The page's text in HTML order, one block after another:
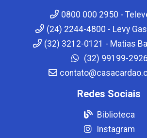
0800 000 2950 -
(24) 2244-4800 - Levy
(32) 3212-0121 - Matias
(32) 99199-2926
Redes Sociais
Biblioteca
Instagram